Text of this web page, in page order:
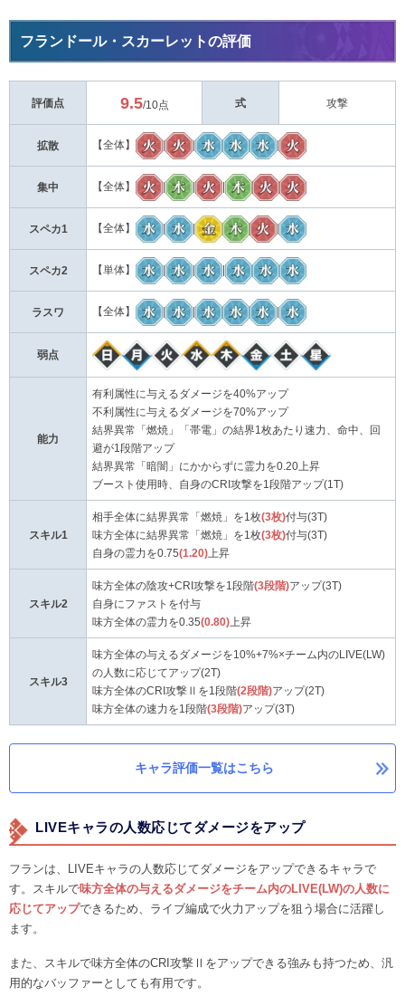
フランドール・スカーレットの評価
評価点 9.5/10点 式 攻撃
拡散 【全体】
集中 【全体】
スペカ1 【全体】
スペカ2 【単体】
ラスワ 【全体】
弱点
能力
有利属性に与えるダメージを40%アップ
不利属性に与えるダメージを70%アップ
結界異常「燃焼」「帯電」の結界1枚あたり速力、命中、回
避が1段階アップ
結界異常「暗闇」にかからずに霊力を0.20上昇
ブースト使用時、自身のCRI攻撃を1段階アップ(1T)
スキル1
相手全体に結界異常「燃焼」を1枚(3枚)付与(3T)
味方全体に結界異常「燃焼」を1枚(3枚)付与(3T)
自身の霊力を0.75(1.20) 上昇
スキル2
味方全体の陰攻+CRI攻撃を1段階(3段階)アップ(3T)
自身にファストを付与
味方全体の霊力を0.35(0.80) 上昇
スキル3
味方全体の与えるダメージを10%+7%×チーム内のLIVE(LW)
の人数に応じてアップ(2T)
味方全体のCRI攻撃Ⅱを1段階(2段階)アップ(2T)
味方全体の速力を1段階(3段階)アップ(3T)
キャラ評価一覧はこちら
LIVEキャラの人数応じてダメージをアップ
フランは、LIVEキャラの人数応じてダメージをアップできるキャラで
す。スキルで味方全体の与えるダメージをチーム内のLIVE(LW)の人数に
応じてアップできるため、ライブ編成で火力アップを狙う場合に活躍し
ます。
また、スキルで味方全体のCRI攻撃Ⅱをアップできる強みも持つため、汎
用的なバッファーとしても有用です。